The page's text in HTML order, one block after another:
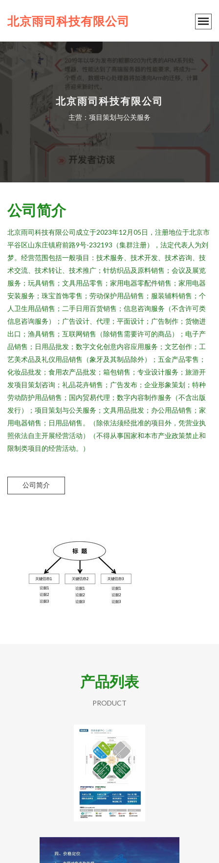
北京雨司科技有限公司
北京雨司科技有限公司
主营：项目策划与公关服务
公司简介
北京雨司科技有限公司成立于2023年12月05日，注册地位于北京市
平谷区山东庄镇府前路9号-232193（集群注册），法定代表人为刘
梦。经营范围包括一般项目：技术服务、技术开发、技术咨询、技
术交流、技术转让、技术推广；针纺织品及原料销售；会议及展览
服务；玩具销售；文具用品零售；家用电器零配件销售；家用电器
安装服务；珠宝首饰零售；劳动保护用品销售；服装辅料销售；个
人卫生用品销售；二手日用百货销售；信息咨询服务（不含许可类
信息咨询服务）；广告设计、代理；平面设计；广告制作；货物进
出口；渔具销售；互联网销售（除销售需要许可的商品）；电子产
品销售；日用品批发；数字文化创意内容应用服务；文艺创作；工
艺美术品及礼仪用品销售（象牙及其制品除外）；五金产品零售；
化妆品批发；食用农产品批发；箱包销售；专业设计服务；旅游开
发项目策划咨询；礼品花卉销售；广告发布；企业形象策划；特种
劳动防护用品销售；国内贸易代理；数字内容制作服务（不含出版
发行）；项目策划与公关服务；文具用品批发；办公用品销售；家
用电器销售；日用品销售。（除依法须经批准的项目外，凭营业执
照依法自主开展经营活动）（不得从事国家和本市产业政策禁止和
限制类项目的经营活动。）
公司简介
产品列表
PRODUCT